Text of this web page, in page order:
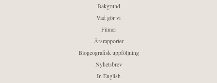
Bakgrund
Vad gör vi
Filmer
Årsrapporter
Biogeografisk uppföljning
Nyhetsbrev
In English